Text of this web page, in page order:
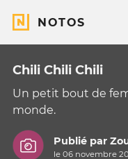
NOTOS
Chili Chili Chili
Un petit bout de
monde.
Publié par
le 06 novembre